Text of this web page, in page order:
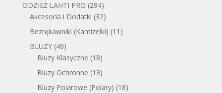
ODZIEŻ LAHTI PRO (294)
Akcesoria i Dodatki (32)
Bezrękawniki (Kamizelki) (11)
BLUZY (49)
Bluzy Klasyczne (18)
Bluzy Ochronne (13)
Bluzy Polarowe (Polary) (18)